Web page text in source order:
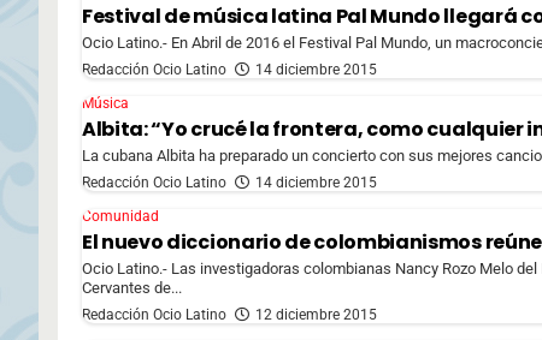
Festival de música latina Pal Mundo llegará
Ocio Latino.- En Abril de 2016 el Festival Pal Mundo, un
Redacción Ocio Latino
14 diciembre 2015
Música
Albita: “Yo crucé la frontera, como cualquier
La cubana Albita ha preparado un concierto con sus mejores
Redacción Ocio Latino
14 diciembre 2015
Comunidad
El nuevo diccionario de colombianismos
Ocio Latino.- Las investigadoras colombianas Nancy Rozo Melo
Cervantes de...
Redacción Ocio Latino
12 diciembre 2015